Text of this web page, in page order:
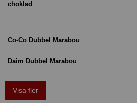
choklad
Co-Co Dubbel Marabou
Daim Dubbel Marabou
Visa fler